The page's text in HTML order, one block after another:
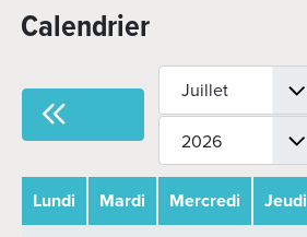
Calendrier
Lundi Mardi Mercredi Jeudi